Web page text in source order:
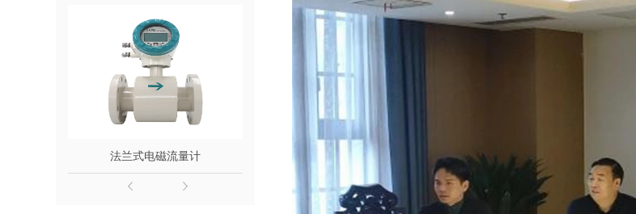
法兰式电磁流量计 分体式电磁流量计